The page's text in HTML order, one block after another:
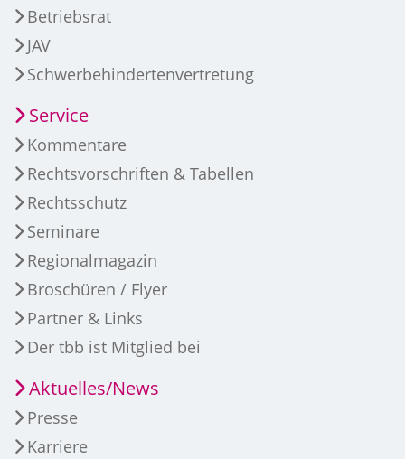
Betriebsrat
JAV
Schwerbehindertenvertretung
Service
Kommentare
Rechtsvorschriften & Tabellen
Rechtsschutz
Seminare
Regionalmagazin
Broschüren / Flyer
Partner & Links
Der tbb ist Mitglied bei
Aktuelles/News
Presse
Karriere